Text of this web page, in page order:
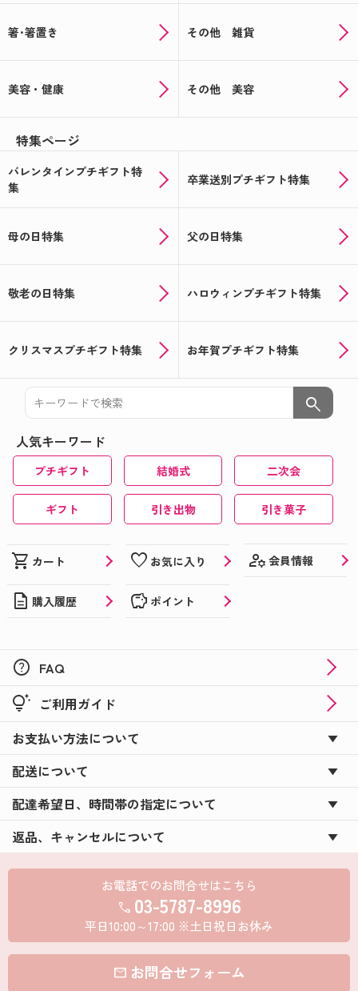
箸･箸置き その他 雑貨
美容・健康 その他 美容
特集ページ
バレンタインプチギフト特
集
卒業送別プチギフト特集
母の日特集 父の日特集
敬老の日特集 ハロウィンプチギフト特集
クリスマスプチギフト特集 お年賀プチギフト特集
search
人気キーワード
プチギフト 結婚式 二次会
ギフト 引き出物 引き菓子
shopping_cart カート favorite お気に入り manage_accounts 会員情報
description 購入履歴 savings ポイント
help FAQ
tips_and_updates ご利用ガイド
お支払い方法について
配送について
配達希望日、時間帯の指定について
返品、キャンセルについて
お電話でのお問合せはこちら
call 03-5787-8996
平日10:00～17:00 ※土日祝日お休み
mail お問合せフォーム